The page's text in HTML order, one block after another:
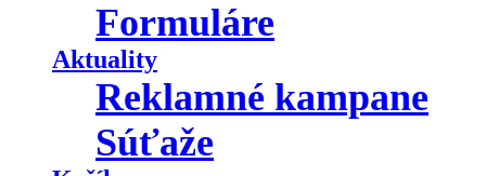
Formuláre
Aktuality
Reklamné kampane
Súťaže